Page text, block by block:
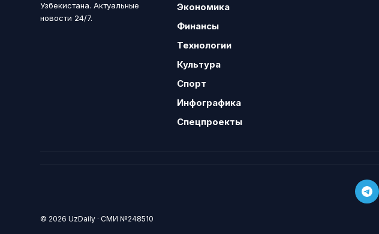
Узбекистана. Актуальные
новости 24/7.
Экономика
Финансы
Технологии
Культура
Спорт
Инфографика
Спецпроекты
© 2026 UzDaily · СМИ №248510